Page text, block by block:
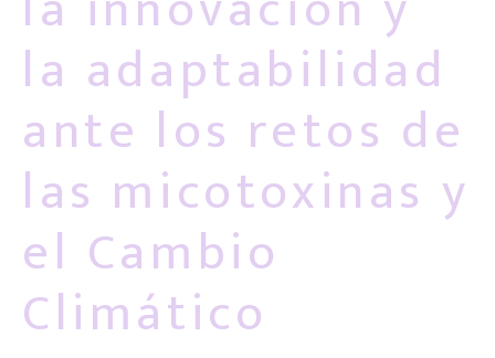
la adaptabilidad
ante los retos de
las micotoxinas y
el Cambio
Climático